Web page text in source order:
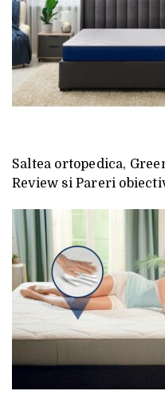
Saltea ortopedica,
Review si Pareri